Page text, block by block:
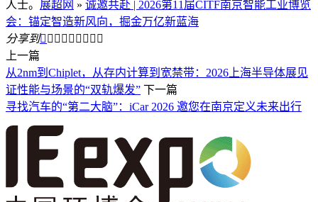
人士。 展超网 » 诚邀共赴 | 2026第11届CITF南京智能工业博览
会：锚定智造新风向，掘金万亿新蓝海
分享到        
上一篇
从2nm到Chiplet，从存内计算到宽禁带：2026上海半导体展见
证性能与场景的“双轨爆发” 下一篇
寻找汽车的“第二大脑”：iCar 2026 邀您在南京定义未来出行